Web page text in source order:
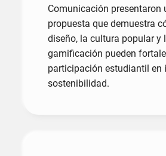
Comunicación presentaron
propuesta que demuestra
diseño, la cultura popular y
gamificación pueden
participación estudiantil en
sostenibilidad.